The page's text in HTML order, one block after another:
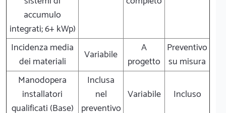
accumulo
integrati; 6+ kWp)
Incidenza media
dei materiali
Variabile
A
progetto
Preventivo
su misura
Manodopera
installatori
qualificati (Base)
Inclusa
nel
preventivo
Variabile Incluso